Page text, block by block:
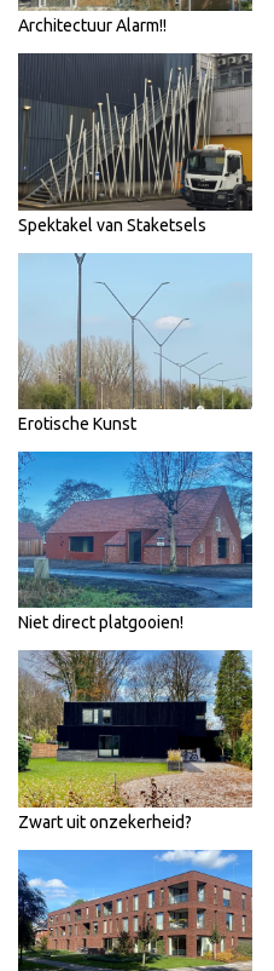
Architectuur Alarm!!
Spektakel van Staketsels
Erotische Kunst
Niet direct platgooien!
Zwart uit onzekerheid?